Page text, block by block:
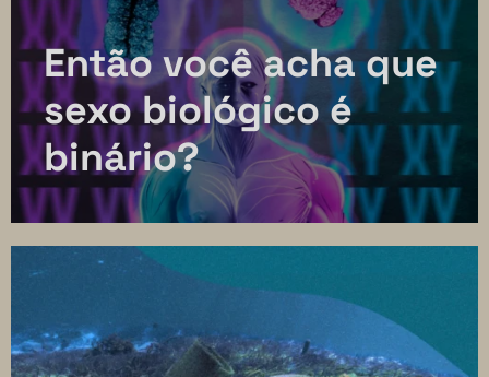
Então você acha que
sexo biológico é
binário?